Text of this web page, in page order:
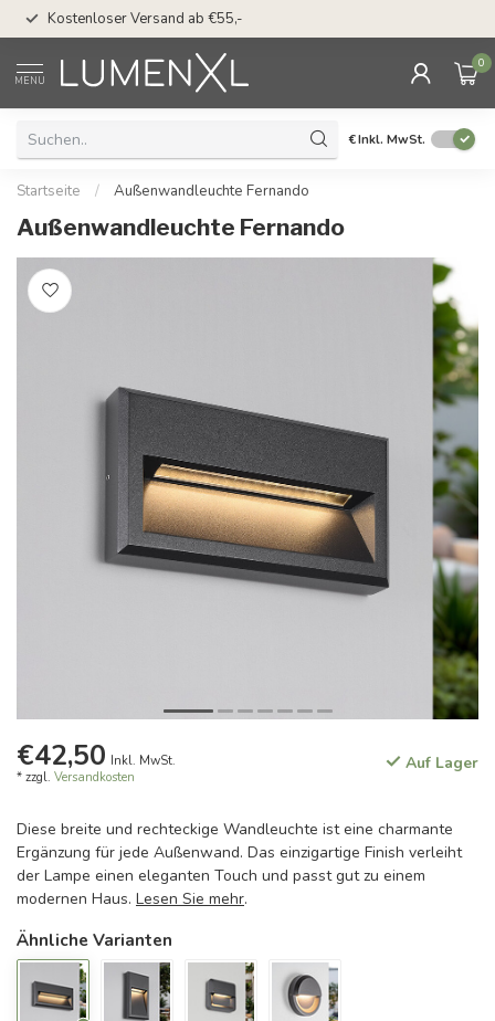
Kostenloser Versand ab €55,-
MENU
0
€Inkl. MwSt.
Startseite / Außenwandleuchte Fernando
Außenwandleuchte Fernando
€42,50 Inkl. MwSt.
* zzgl. Versandkosten
Auf Lager
Diese breite und rechteckige Wandleuchte ist eine charmante
Ergänzung für jede Außenwand. Das einzigartige Finish verleiht
der Lampe einen eleganten Touch und passt gut zu einem
modernen Haus. Lesen Sie mehr.
Ähnliche Varianten